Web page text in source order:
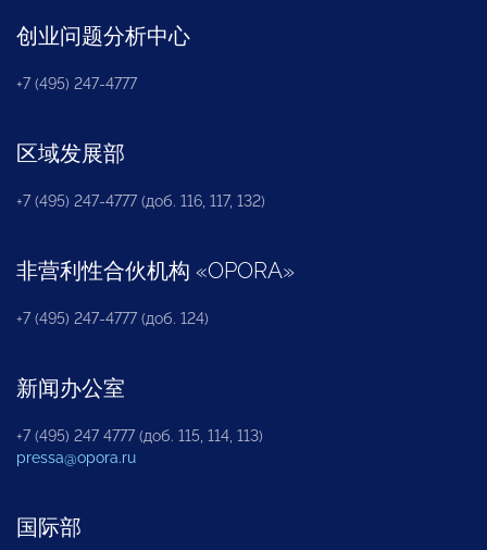
创业问题分析中心
+7 (495) 247-4777
区域发展部
+7 (495) 247-4777 (доб. 116, 117, 132)
非营利性合伙机构 «OPORA»
+7 (495) 247-4777 (доб. 124)
新闻办公室
+7 (495) 247 4777 (доб. 115, 114, 113)
pressa@opora.ru
国际部